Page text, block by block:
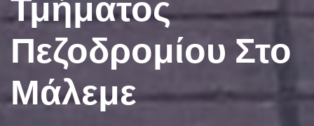
Πεζοδρομίου Στο
Μάλεμε